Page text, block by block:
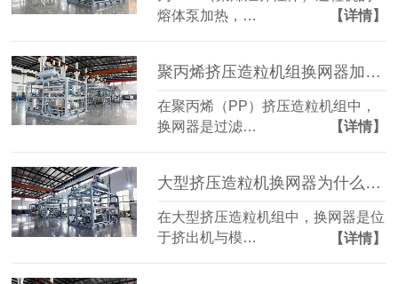
熔体泵加热，…
【详情】
聚丙烯挤压造粒机组换网器加热方式？
在聚丙烯（PP）挤压造粒机组中，
换网器是过滤…
【详情】
大型挤压造粒机换网器为什么需要加热？
在大型挤压造粒机组中，换网器是位
于挤出机与模…
【详情】